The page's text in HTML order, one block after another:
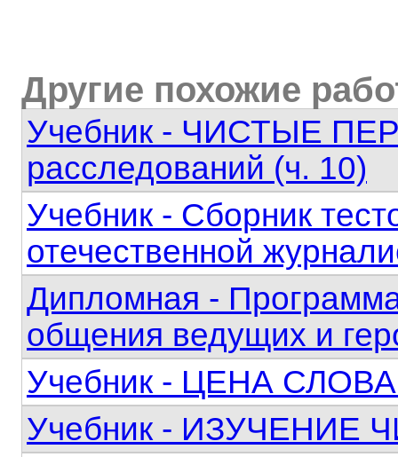
Другие похожие
Учебник - ЧИСТЫЕ
расследований (ч. 10)
Учебник - Сборник
отечественной
Дипломная -
общения ведущих и
Учебник - ЦЕНА СЛОВА
Учебник - ИЗУЧЕНИЕ